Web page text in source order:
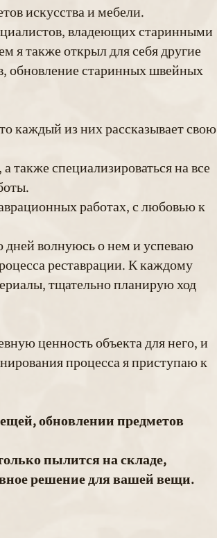
искусства и мебели.
владеющих старинными
я также открыл для себя другие
обновление старинных швейных
каждый из них рассказывает свою
также специализироваться на все
работах, с любовью к
дней волнуюсь о нем и успеваю
реставрации. К каждому
тщательно планирую ход
ценность объекта для него, и
процесса я приступаю к
обновлении предметов
пылится на складе,
решение для вашей вещи.